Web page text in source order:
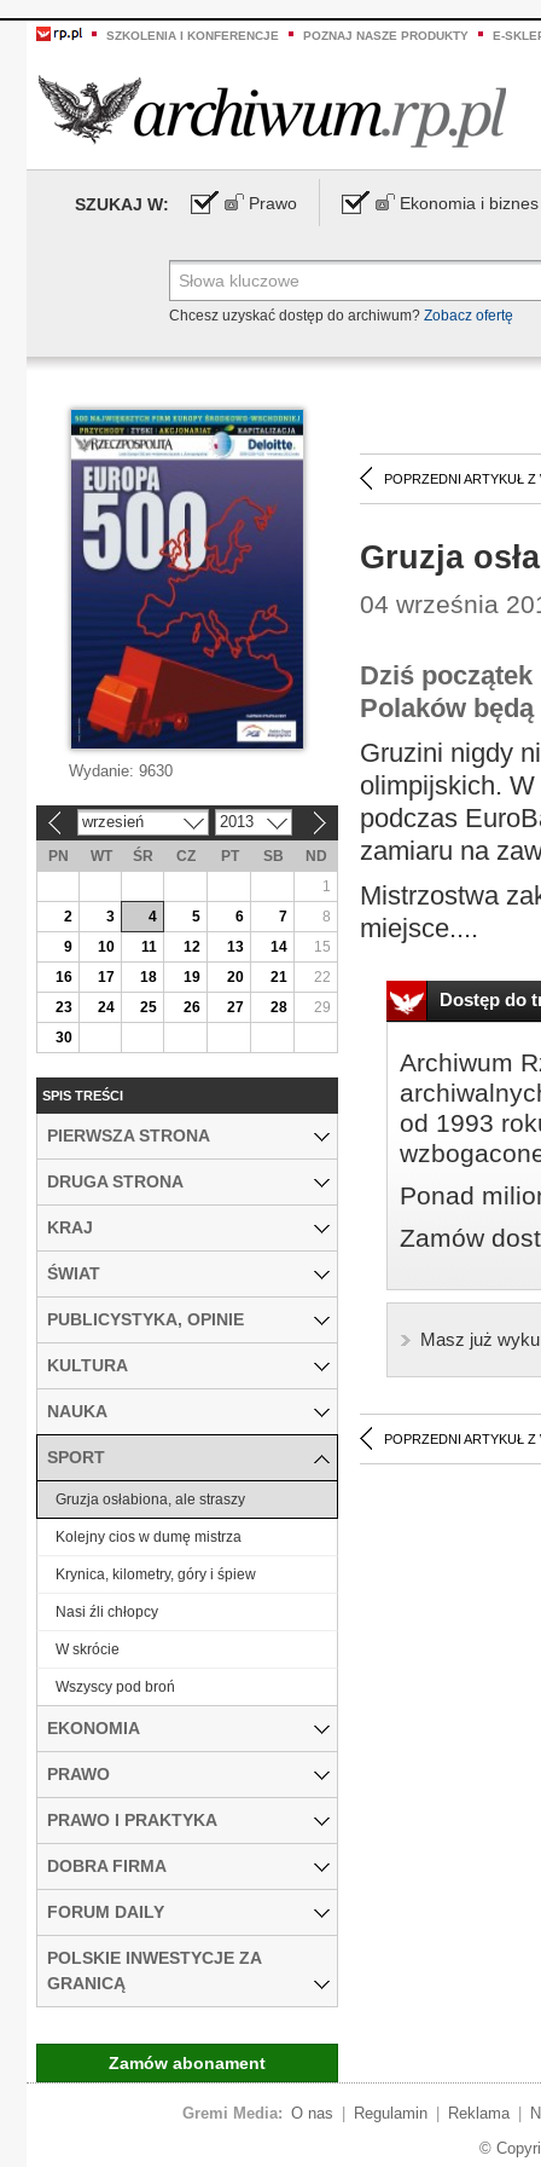
SZKOLENIA I KONFERENCJE POZNAJ NASZE PRODUKTY E-
SZUKAJ W: Prawo Ekonomia i biznes
Chcesz uzyskać dostęp do archiwum? Zobacz ofertę
POPRZEDNI ARTYKUŁ Z
Gruzja
04 września
Dziś
Polaków
Gruzini nigdy
olimpijskich.
podczas
zamiaru na
Mistrzostwa
miejsce....
Dostęp do
Archiwum
od 1993
Ponad
Zamów
Masz już
POPRZEDNI ARTYKUŁ Z
Wydanie: 9630
wrzesień 2013
PN WT ŚR CZ PT SB
ND
1
2
3 4 5 6 7
8
9
10 11 12 13 14
15
16
17 18 19 20 21
22
23
24 25 26 27 28
29
30
SPIS TREŚCI
PIERWSZA STRONA
DRUGA STRONA
KRAJ
ŚWIAT
PUBLICYSTYKA, OPINIE
KULTURA
NAUKA
SPORT
Gruzja osłabiona, ale straszy
Kolejny cios w dumę mistrza
Krynica, kilometry, góry i śpiew
Nasi źli chłopcy
W skrócie
Wszyscy pod broń
EKONOMIA
PRAWO
PRAWO I PRAKTYKA
DOBRA FIRMA
FORUM DAILY
POLSKIE INWESTYCJE ZA
GRANICĄ
Zamów abonament
Gremi Media: O nas Regulamin Reklama
©